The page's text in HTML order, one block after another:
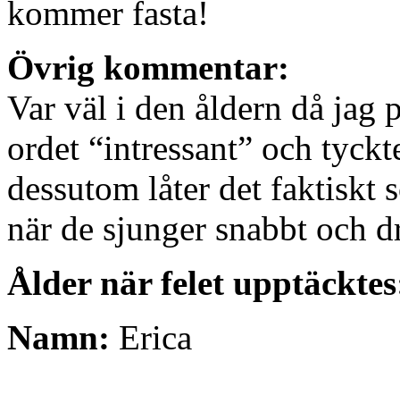
kommer fasta!
Övrig kommentar:
Var väl i den åldern då jag
ordet “intressant” och
dessutom låter det faktiskt
när de sjunger snabbt
Ålder när felet
Namn: Erica